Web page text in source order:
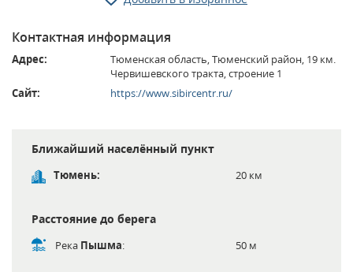
Контактная информация
Адрес:
Тюменская область, Тюменский район, 19 км.
Червишевского тракта, строение 1
Сайт:
https://www.sibircentr.ru/
Ближайший населённый пункт
Тюмень: 20 км
Расстояние до берега
Река Пышма: 50 м